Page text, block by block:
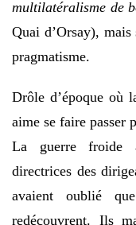
multilatéralisme de
Quai d’Orsay),
pragmatisme.
Drôle d’époque où
aime se faire passer
La guerre froide
directrices des
avaient oublié
redécouvrent. Ils